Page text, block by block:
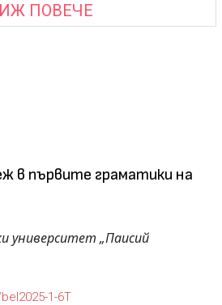
ПОВЕЧЕ
в първите граматики на
университет „Паисий
1-6T